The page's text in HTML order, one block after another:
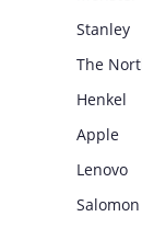
Stanley
The
Henkel
Apple
Lenovo
Salomon